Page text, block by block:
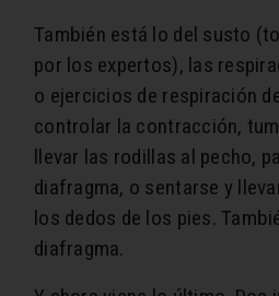
También está lo del susto
por los expertos), las
o ejercicios de respiración
controlar la contracción,
llevar las rodillas al pecho,
diafragma, o sentarse y
los dedos de los pies.
diafragma.